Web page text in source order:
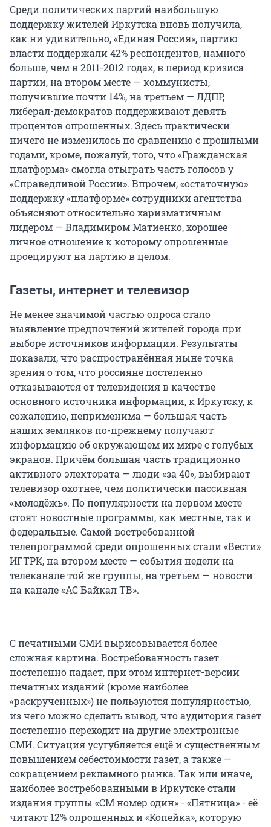
Среди политических партий наибольшую
поддержку жителей Иркутска вновь получила,
как ни удивительно, «Единая Россия», партию
власти поддержали 42% респондентов, намного
больше, чем в 2011-2012 годах, в период кризиса
партии, на втором месте — коммунисты,
получившие почти 14%, на третьем — ЛДПР,
либерал-демократов поддерживают девять
процентов опрошенных. Здесь практически
ничего не изменилось по сравнению с прошлыми
годами, кроме, пожалуй, того, что «Гражданская
платформа» смогла отыграть часть голосов у
«Справедливой России». Впрочем, «остаточную»
поддержку «платформе» сотрудники агентства
объясняют относительно харизматичным
лидером — Владимиром Матиенко, хорошее
личное отношение к которому опрошенные
проецируют на партию в целом.
Газеты, интернет и телевизор
Не менее значимой частью опроса стало
выявление предпочтений жителей города при
выборе источников информации. Результаты
показали, что распространённая ныне точка
зрения о том, что россияне постепенно
отказываются от телевидения в качестве
основного источника информации, к Иркутску, к
сожалению, неприменима — большая часть
наших земляков по-прежнему получают
информацию об окружающем их мире с голубых
экранов. Причём большая часть традиционно
активного электората — люди «за 40», выбирают
телевизор охотнее, чем политически пассивная
«молодёжь». По популярности на первом месте
стоят новостные программы, как местные, так и
федеральные. Самой востребованной
телепрограммой среди опрошенных стали «Вести»
ИГТРК, на втором месте — события недели на
телеканале той же группы, на третьем — новости
на канале «АС Байкал ТВ».
С печатными СМИ вырисовывается более
сложная картина. Востребованность газет
постепенно падает, при этом интернет-версии
печатных изданий (кроме наиболее
«раскрученных») не пользуются популярностью,
из чего можно сделать вывод, что аудитория газет
постепенно переходит на другие электронные
СМИ. Ситуация усугубляется ещё и существенным
повышением себестоимости газет, а также —
сокращением рекламного рынка. Так или иначе,
наиболее востребованными в Иркутске стали
издания группы «СМ номер один» - «Пятница» - её
читают 12% опрошенных и «Копейка», которую